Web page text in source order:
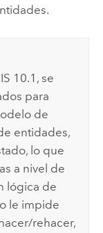
10.1, se
para
de
entidades,
lo que
a nivel de
lógica de
le impide
rehacer,